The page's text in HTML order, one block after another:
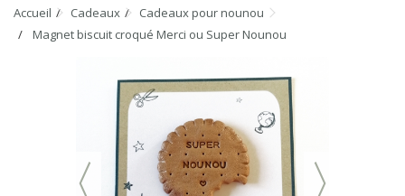
Accueil Cadeaux
Cadeaux pour nounou
Magnet biscuit croqué Merci ou Super Nounou